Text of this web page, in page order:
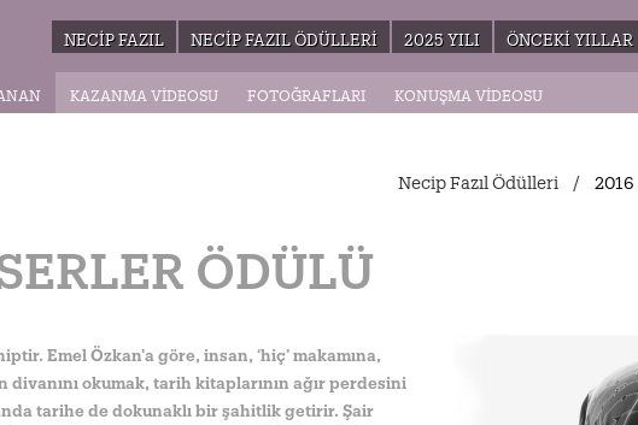
NECIP FAZIL NECIP FAZIL ÖDÜLLERI 2025 YILI ÖNCEKI YILLAR
KAZANMA VIDEOSU FOTOĞRAFLARI KONUŞMA VIDEOSU
Necip Fazıl Ödülleri 2016
ÖDÜLÜ
Emel Özkan'a göre, insan, ‘hiç’ makamına,
okumak, tarih kitaplarının ağır perdesini
tarihe de dokunaklı bir şahitlik getirir. Şair